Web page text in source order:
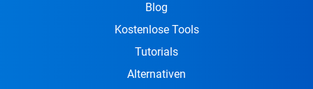
Blog
Kostenlose Tools
Tutorials
Alternativen